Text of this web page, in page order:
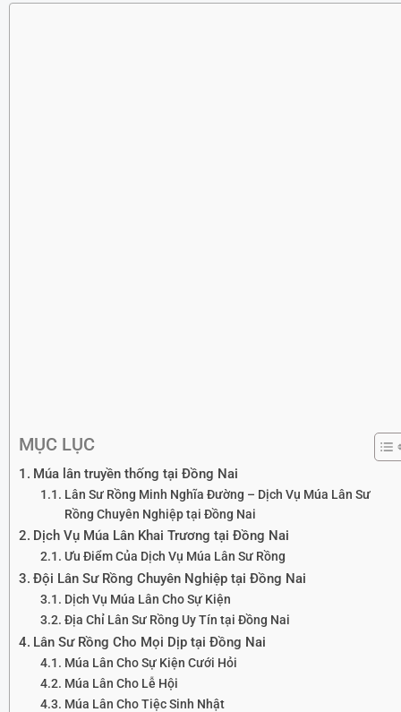
MỤC LỤC
Múa lân truyền thống tại Đồng Nai
Lân Sư Rồng Minh Nghĩa Đường – Dịch Vụ Múa Lân Sư
Rồng Chuyên Nghiệp tại Đồng Nai
Dịch Vụ Múa Lân Khai Trương tại Đồng Nai
Ưu Điểm Của Dịch Vụ Múa Lân Sư Rồng
Đội Lân Sư Rồng Chuyên Nghiệp tại Đồng Nai
Dịch Vụ Múa Lân Cho Sự Kiện
Địa Chỉ Lân Sư Rồng Uy Tín tại Đồng Nai
Lân Sư Rồng Cho Mọi Dịp tại Đồng Nai
Múa Lân Cho Sự Kiện Cưới Hỏi
Múa Lân Cho Lễ Hội
Múa Lân Cho Tiệc Sinh Nhật